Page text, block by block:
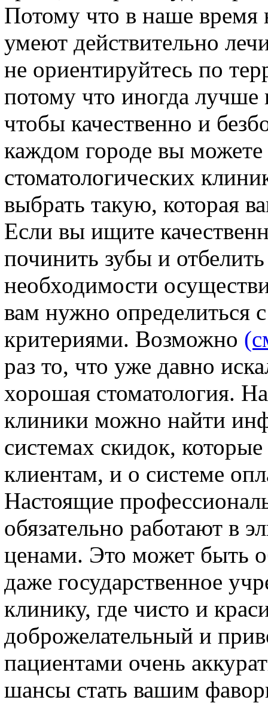
Потому что в наше время
умеют действительно
не ориентируйтесь по
потому что иногда лучше
чтобы качественно и
каждом городе вы можете
стоматологических
выбрать такую, которая
Если вы ищите
починить зубы и
необходимости
вам нужно определиться
критериями. Возможно
раз то, что уже давно
хорошая стоматология.
клиники можно найти
системах скидок,
клиентам, и о системе
Настоящие
обязательно работают в
ценами. Это может быть
даже государственное
клинику, где чисто и
доброжелательный и
пациентами очень
шансы стать вашим